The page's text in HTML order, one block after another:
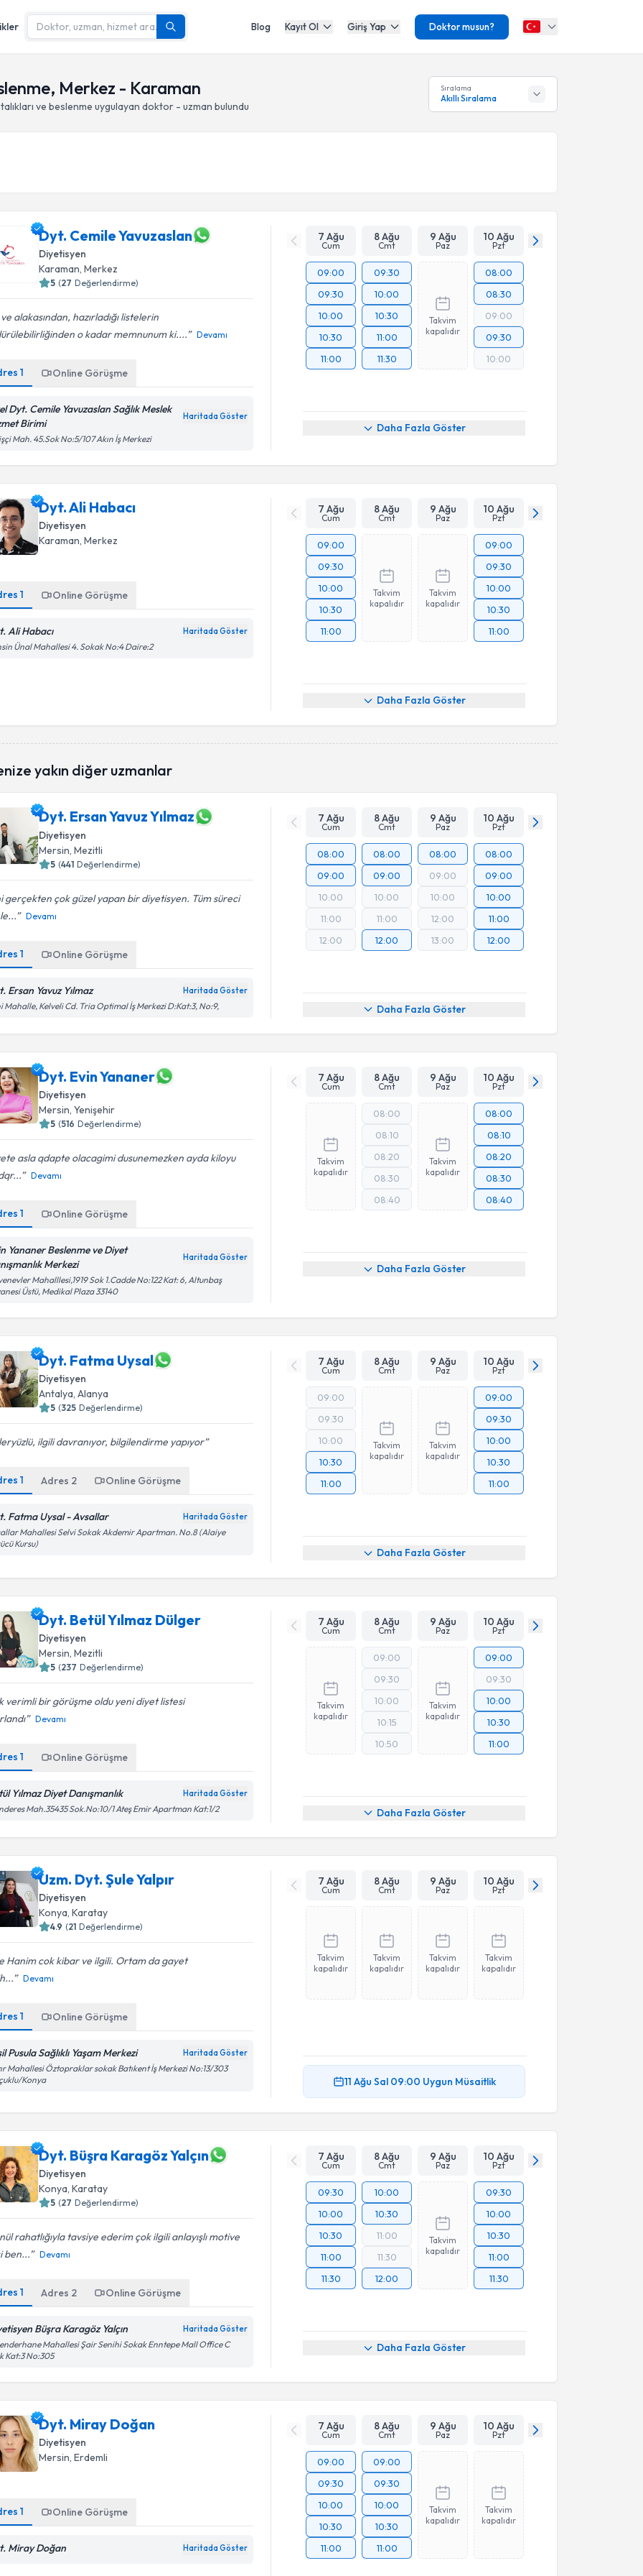
Blog Kayıt Ol Giriş Yap Doktor musun?
Merkez - Karaman
ve beslenme uygulayan doktor - uzman bulundu
Sıralama
Akıllı Sıralama
Dyt. Cemile Yavuzaslan
Diyetisyen
Karaman, Merkez
5 (27 Değerlendirme)
alakasından, hazırladığı listelerin
o kadar memnunum ki....
Devamı
1 Online Görüşme
Dyt. Cemile Yavuzaslan Sağlık Meslek
Birimi
Haritada Göster
Mah. 45.Sok No:5/107 Akın İş Merkezi
7 Ağu
Cum
8 Ağu
Cmt
9 Ağu
Paz
10 Ağu
Pzt
09:00
09:30
10:00
10:30
11:00
09:30
10:00
10:30
11:00
11:30
Takvim
kapalıdır
08:00
08:30
09:00
09:30
10:00
Daha Fazla Göster
Dyt. Ali Habacı
Diyetisyen
Karaman, Merkez
1 Online Görüşme
Ali Habacı Haritada Göster
Ünal Mahallesi 4. Sokak No:4 Daire:2
7 Ağu
Cum
8 Ağu
Cmt
9 Ağu
Paz
10 Ağu
Pzt
09:00
09:30
10:00
10:30
11:00
Takvim
kapalıdır
Takvim
kapalıdır
09:00
09:30
10:00
10:30
11:00
Daha Fazla Göster
yakın diğer uzmanlar
Dyt. Ersan Yavuz Yılmaz
Diyetisyen
Mersin , Mezitli
5 (441 Değerlendirme)
gerçekten çok güzel yapan bir diyetisyen. Tüm süreci
Devamı
1 Online Görüşme
Ersan Yavuz Yılmaz Haritada Göster
Mahalle, Kelveli Cd. Tria Optimal İş Merkezi D:Kat:3, No:9,
7 Ağu
Cum
8 Ağu
Cmt
9 Ağu
Paz
10 Ağu
Pzt
08:00
09:00
10:00
11:00
12:00
08:00
09:00
10:00
11:00
12:00
08:00
09:00
10:00
12:00
13:00
08:00
09:00
10:00
11:00
12:00
Daha Fazla Göster
Dyt. Evin Yananer
Diyetisyen
Mersin, Yenişehir
5 (516 Değerlendirme)
asla qdapte olacagimi dusunemezken ayda kiloyu
Devamı
1 Online Görüşme
Yananer Beslenme ve Diyet
Merkezi
Haritada Göster
Mahalllesi,1919 Sok 1.Cadde No:122 Kat: 6, Altunbaş
Üstü, Medikal Plaza 33140
7 Ağu
Cum
8 Ağu
Cmt
9 Ağu
Paz
10 Ağu
Pzt
Takvim
kapalıdır
08:00
08:10
08:20
08:30
08:40
Takvim
kapalıdır
08:00
08:10
08:20
08:30
08:40
Daha Fazla Göster
Dyt. Fatma Uysal
Diyetisyen
Antalya, Alanya
5 (325 Değerlendirme)
ilgili davranıyor, bilgilendirme yapıyor
1 Adres 2 Online Görüşme
Fatma Uysal - Avsallar Haritada Göster
Mahallesi Selvi Sokak Akdemir Apartman. No.8 (Alaiye
Kursu)
7 Ağu
Cum
8 Ağu
Cmt
9 Ağu
Paz
10 Ağu
Pzt
09:00
09:30
10:00
10:30
11:00
Takvim
kapalıdır
Takvim
kapalıdır
09:00
09:30
10:00
10:30
11:00
Daha Fazla Göster
Dyt. Betül Yılmaz Dülger
Diyetisyen
Mersin , Mezitli
5 (237 Değerlendirme)
verimli bir görüşme oldu yeni diyet listesi
Devamı
1 Online Görüşme
Yılmaz Diyet Danışmanlık Haritada Göster
Mah.35435 Sok.No:10/1 Ateş Emir Apartman Kat:1/2
7 Ağu
Cum
8 Ağu
Cmt
9 Ağu
Paz
10 Ağu
Pzt
Takvim
kapalıdır
09:00
09:30
10:00
10:15
10:50
Takvim
kapalıdır
09:00
09:30
10:00
10:30
11:00
Daha Fazla Göster
Uzm. Dyt. Şule Yalpır
Diyetisyen
Konya, Karatay
4.9 (21 Değerlendirme)
Hanim cok kibar ve ilgili. Ortam da gayet
Devamı
1 Online Görüşme
Pusula Sağlıklı Yaşam Merkezi Haritada Göster
Mahallesi Öztopraklar sokak Batıkent İş Merkezi No:13/303
Konya
7 Ağu
Cum
8 Ağu
Cmt
9 Ağu
Paz
10 Ağu
Pzt
Takvim
kapalıdır
Takvim
kapalıdır
Takvim
kapalıdır
Takvim
kapalıdır
11 Ağu Sal 09:00 Uygun Müsaitlik
Dyt. Büşra Karagöz Yalçın
Diyetisyen
Konya, Karatay
5 (27 Değerlendirme)
rahatlığıyla tavsiye ederim çok ilgili anlayışlı motive
ben...
Devamı
1 Adres 2 Online Görüşme
Büşra Karagöz Yalçın Haritada Göster
Mahallesi Şair Senihi Sokak Enntepe Mall Office C
Kat:3 No:305
7 Ağu
Cum
8 Ağu
Cmt
9 Ağu
Paz
10 Ağu
Pzt
09:30
10:00
10:30
11:00
11:30
10:00
10:30
11:00
11:30
12:00
Takvim
kapalıdır
09:30
10:00
10:30
11:00
11:30
Daha Fazla Göster
Dyt. Miray Doğan
Diyetisyen
Mersin, Erdemli
1 Online Görüşme
Miray Doğan Haritada Göster
7 Ağu
Cum
8 Ağu
Cmt
9 Ağu
Paz
10 Ağu
Pzt
09:00
09:30
10:00
10:30
11:00
09:00
09:30
10:00
10:30
11:00
Takvim
kapalıdır
Takvim
kapalıdır